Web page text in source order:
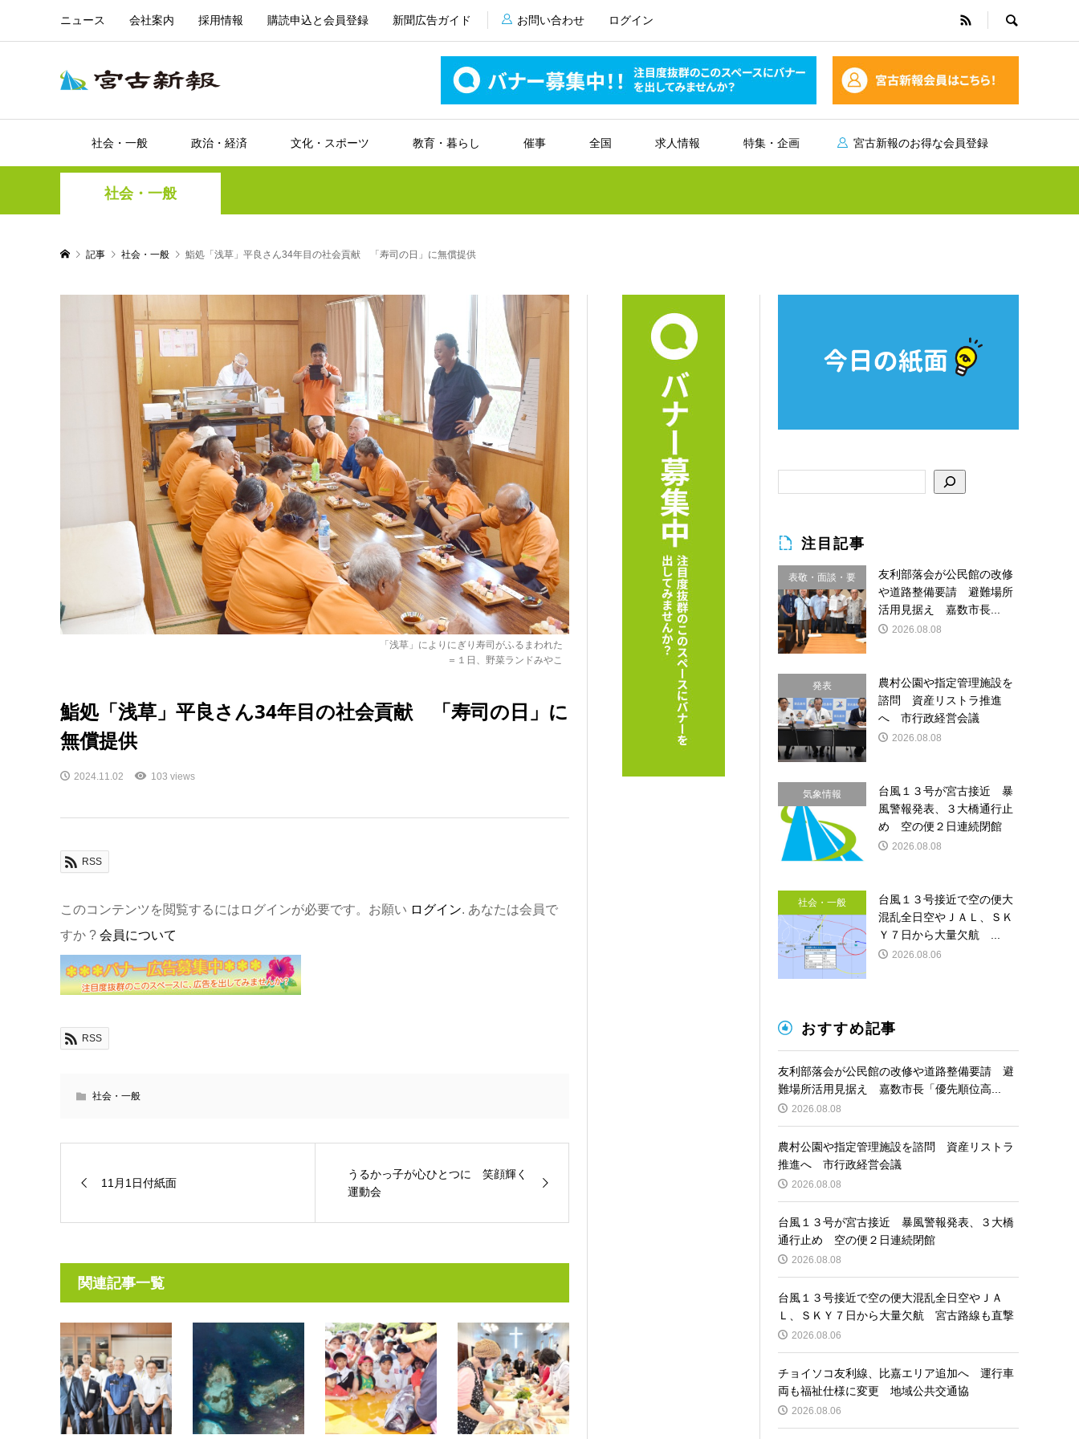
ニュース 会社案内 採用情報 購読申込と会員登録 新聞広告ガイド お問い合わせ ログイン
社会・一般 政治・経済 文化・スポーツ 教育・暮らし 催事 全国 求人情報 特集・企画 宮古新報のお得な会員登録
社会・一般
記事 社会・一般 鮨処「浅草」平良さん34年目の社会貢献 「寿司の日」に無償提供
「浅草」によりにぎり寿司がふるまわれた
＝１日、野菜ランドみやこ
鮨処「浅草」平良さん34年目の社会貢献 「寿司の日」に
無償提供
2024.11.02 103 views
RSS
このコンテンツを閲覧するにはログインが必要です。お願い ログイン. あなたは会員で
すか ? 会員について
RSS
社会・一般
11月1日付紙面
うるかっ子が心ひとつに 笑顔輝く
運動会
関連記事一覧
注目記事
表敬・面談・要
請
友利部落会が公民館の改修
や道路整備要請 避難場所
活用見据え 嘉数市長...
2026.08.08
発表
農村公園や指定管理施設を
諮問 資産リストラ推進
へ 市行政経営会議
2026.08.08
気象情報
台風１３号が宮古接近 暴
風警報発表、３大橋通行止
め 空の便２日連続閉館
2026.08.08
社会・一般
台風１３号接近で空の便大
混乱全日空やＪＡＬ、ＳＫ
Ｙ７日から大量欠航 ...
2026.08.06
おすすめ記事
友利部落会が公民館の改修や道路整備要請 避
難場所活用見据え 嘉数市長「優先順位高...
2026.08.08
農村公園や指定管理施設を諮問 資産リストラ
推進へ 市行政経営会議
2026.08.08
台風１３号が宮古接近 暴風警報発表、３大橋
通行止め 空の便２日連続閉館
2026.08.08
台風１３号接近で空の便大混乱全日空やＪＡ
Ｌ、ＳＫＹ７日から大量欠航 宮古路線も直撃
2026.08.06
チョイソコ友利線、比嘉エリア追加へ 運行車
両も福祉仕様に変更 地域公共交通協
2026.08.06